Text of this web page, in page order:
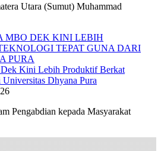
Utara (Sumut) Muhammad
Kini Lebih Produktif Berkat
Dhyana Pura
Pengabdian kepada Masyarakat